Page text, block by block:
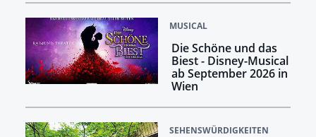
MUSICAL
Die Schöne und das
Biest - Disney-Musical
ab September 2026 in
Wien
SEHENSWÜRDIGKEITEN